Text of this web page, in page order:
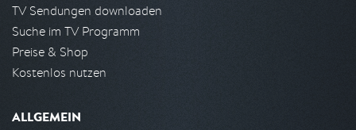
TV Sendungen downloaden
Suche im TV Programm
Preise & Shop
Kostenlos nutzen
ALLGEMEIN